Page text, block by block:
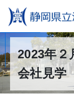
2023年
会社見学